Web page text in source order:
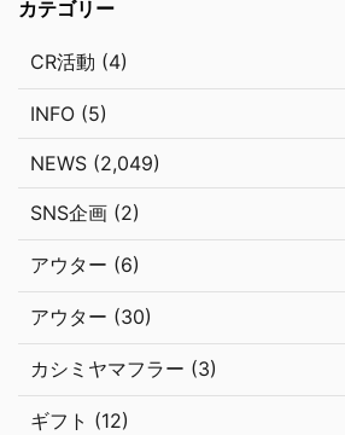
カテゴリー
CR活動 (4)
INFO (5)
NEWS (2,049)
SNS企画 (2)
アウター (6)
アウター (30)
カシミヤマフラー (3)
ギフト (12)